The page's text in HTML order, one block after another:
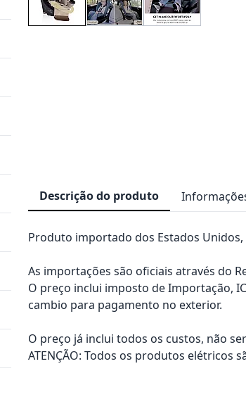
Descrição do produto
Produto importado dos Estados
As importações são oficiais através do
O preço inclui imposto de Importação,
cambio para pagamento no exterior.
O preço já inclui todos os custos, não
ATENÇÃO: Todos os produtos elétricos